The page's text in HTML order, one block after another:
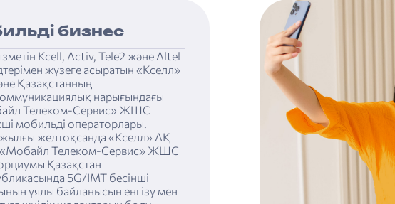
бизнес
Kcell, Activ, Tele2 және Altel
жүзеге асыратын «Кселл»
Қазақстанның
нарығындағы
Телеком-Сервис» ЖШС
мобильді операторлары.
желтоқсанда «Кселл» АҚ
Телеком-Сервис» ЖШС
Қазақстан
5G/IMT бесінші
ұялы байланысын енгізу мен